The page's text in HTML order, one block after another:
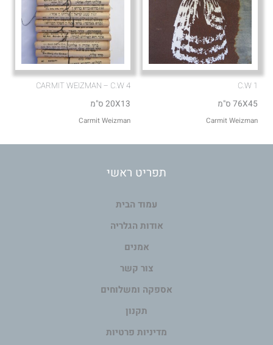
C.W 1
76X45 ס"מ
Carmit Weizman
CARMIT WEIZMAN – C.W 4
20X13 ס"מ
Carmit Weizman
תפריט ראשי
עמוד הבית
אודות הגלריה
אמנים
צור קשר
אספקה ומשלוחים
תקנון
מדיניות פרטיות